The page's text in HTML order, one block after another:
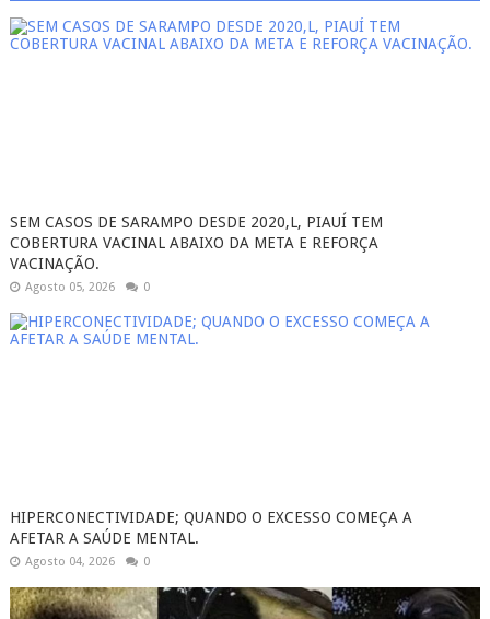
SEM CASOS DE SARAMPO DESDE 2020,L, PIAUÍ TEM
COBERTURA VACINAL ABAIXO DA META E REFORÇA
VACINAÇÃO.
Agosto 05, 2026 0
HIPERCONECTIVIDADE; QUANDO O EXCESSO COMEÇA A
AFETAR A SAÚDE MENTAL.
Agosto 04, 2026 0